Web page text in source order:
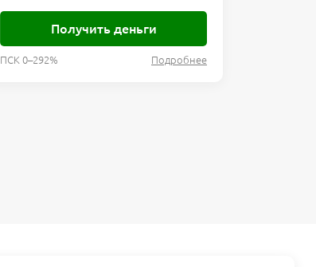
Получить деньги
ПСК 0–292% Подробнее